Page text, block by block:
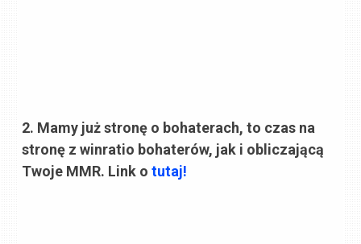
2. Mamy już stronę o bohaterach, to czas na
stronę z winratio bohaterów, jak i obliczającą
Twoje MMR. Link otutaj!